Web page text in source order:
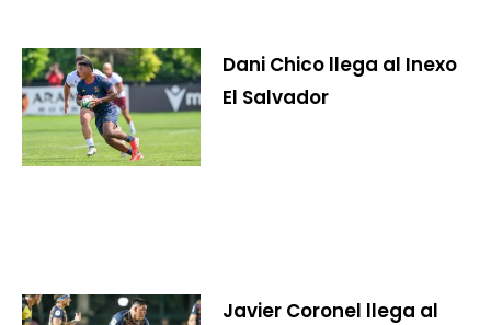
Dani Chico llega al Inexo
El Salvador
Javier Coronel llega al